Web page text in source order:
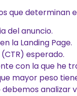
que determinan
del anuncio.
la Landing Page.
esperado.
con la que he
mayor peso
analizar